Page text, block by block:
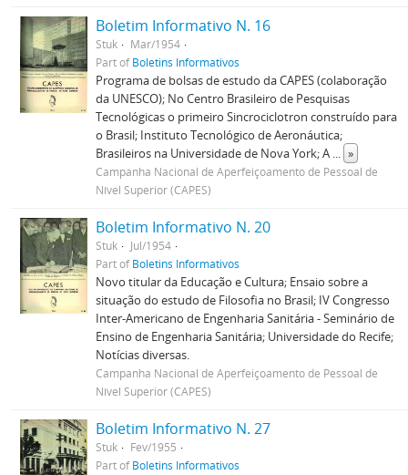
Boletim Informativo N. 16
Stuk
Mar/1954
Part ofBoletins Informativos
Programa de bolsas de estudo da CAPES (colaboração
da UNESCO); No Centro Brasileiro de Pesquisas
Tecnológicas o primeiro Sincrociclotron construído para
o Brasil; Instituto Tecnológico de Aeronáutica;
Brasileiros na Universidade de Nova York; A ... »
Campanha Nacional de Aperfeiçoamento de Pessoal de
Nível Superior (CAPES)
Boletim Informativo N. 20
Stuk
Jul/1954
Part ofBoletins Informativos
Novo titular da Educação e Cultura; Ensaio sobre a
situação do estudo de Filosofia no Brasil; IV Congresso
Inter-Americano de Engenharia Sanitária - Seminário de
Ensino de Engenharia Sanitária; Universidade do Recife;
Notícias diversas.
Campanha Nacional de Aperfeiçoamento de Pessoal de
Nível Superior (CAPES)
Boletim Informativo N. 27
Stuk
Fev/1955
Part ofBoletins Informativos